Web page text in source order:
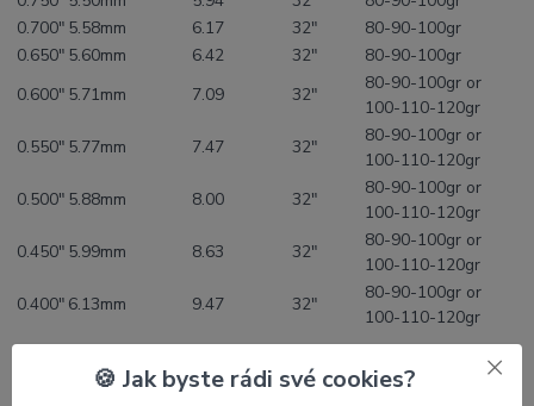
0.700" 5.58mm 6.17 32"
80-90-100gr
0.650" 5.60mm 6.42 32"
80-90-100gr
0.600" 5.71mm 7.09 32"
80-90-100gr or
100-110-120gr
0.550" 5.77mm 7.47 32"
80-90-100gr or
100-110-120gr
0.500" 5.88mm 8.00 32"
80-90-100gr or
100-110-120gr
0.450" 5.99mm 8.63 32"
80-90-100gr or
100-110-120gr
0.400" 6.13mm 9.47 32"
80-90-100gr or
100-110-120gr
Ideální šíp pro:🍪 Jak byste rádi své cookies?